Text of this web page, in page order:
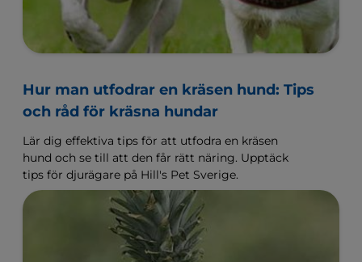
Hur man utfodrar en kräsen hund: Tips
och råd för kräsna hundar
Lär dig effektiva tips för att utfodra en kräsen
hund och se till att den får rätt näring. Upptäck
tips för djurägare på Hill's Pet Sverige.